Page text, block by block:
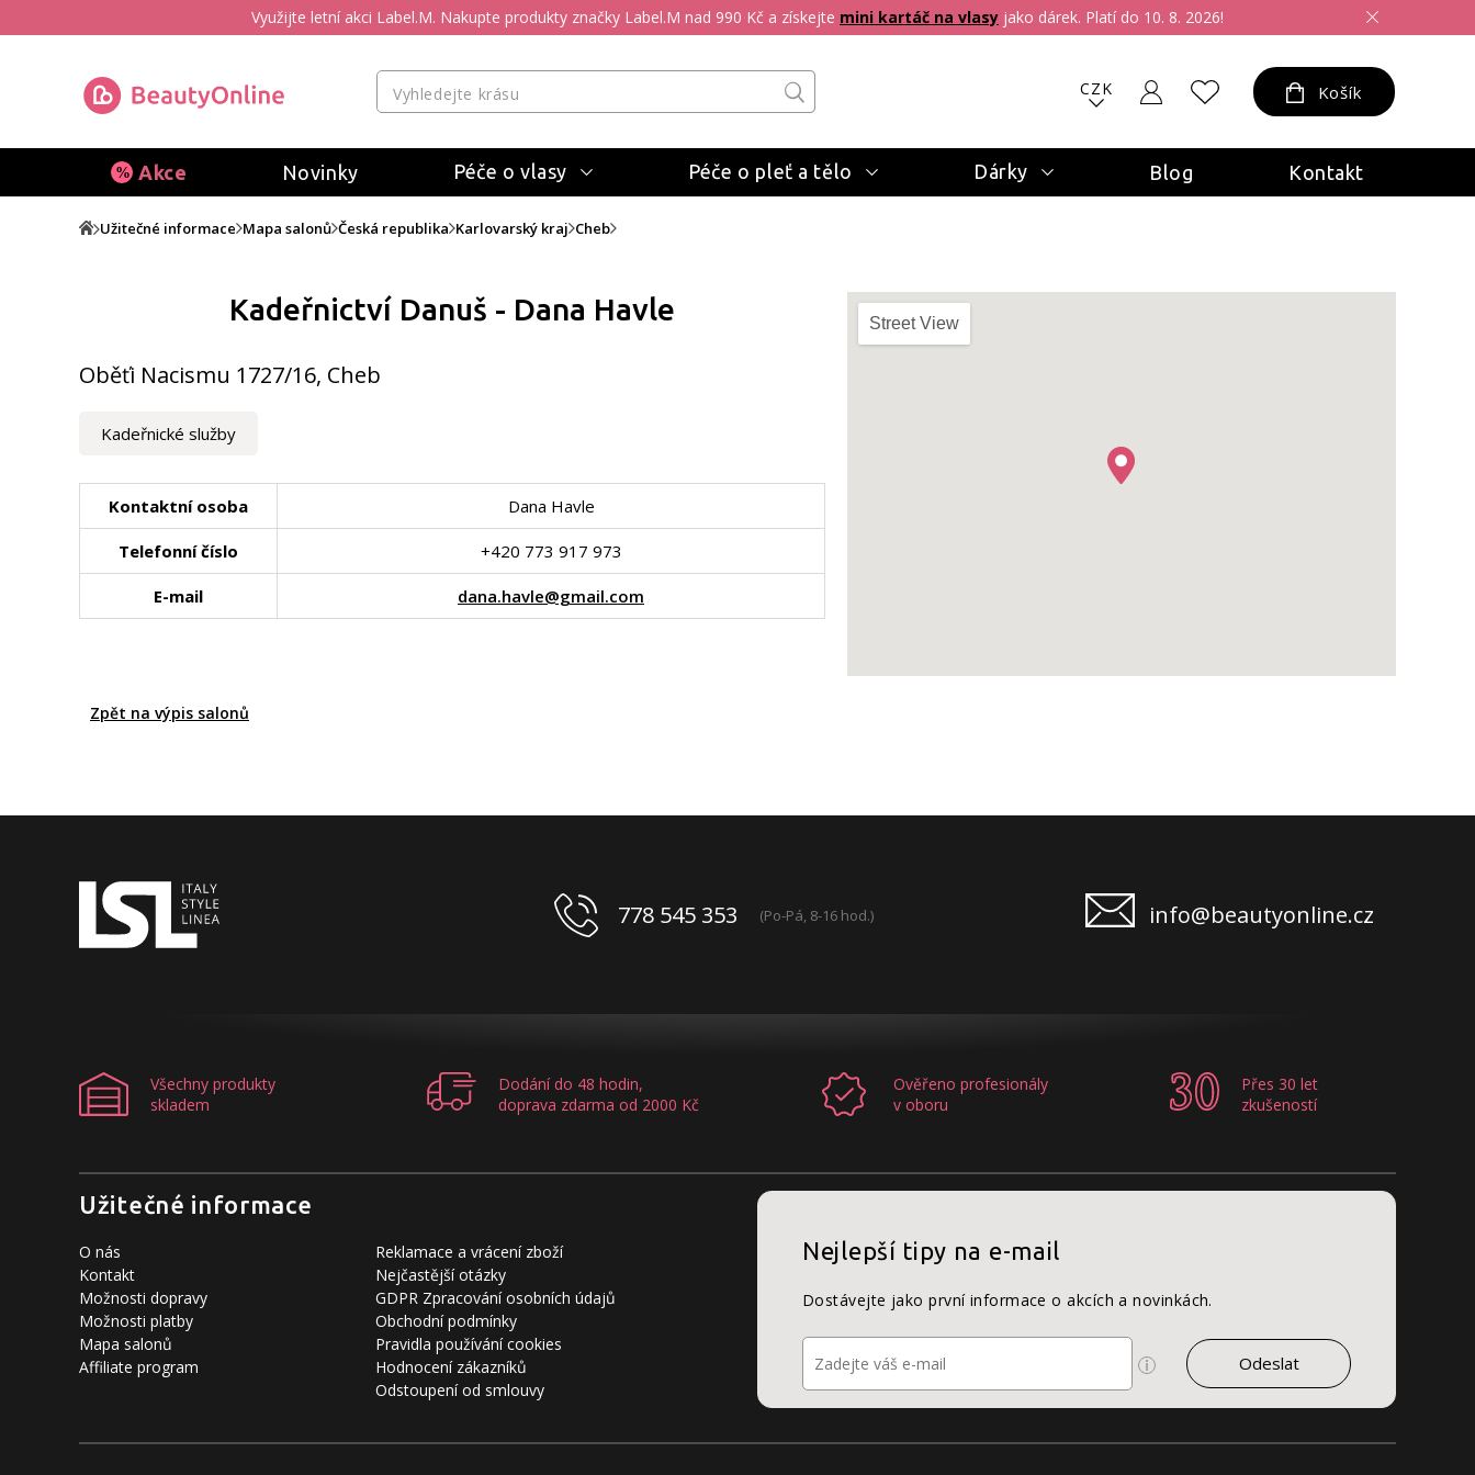
Využijte letní akci Label.M. Nakupte produkty značky Label.M nad 990 Kč a získejte mini kartáč na vlasy jako dárek. Platí do 10. 8. 2026!
CZK Košík
Akce Novinky Péče o vlasy Péče o pleť a tělo Dárky Blog Kontakt
Užitečné informace Mapa salonů Česká republika Karlovarský kraj Cheb
Kadeřnictví Danuš - Dana Havle
Oběťi Nacismu 1727/16, Cheb
Kadeřnické služby
Kontaktní osoba Dana Havle
Telefonní číslo +420 773 917 973
E-mail dana.havle@gmail.com
Street View
Zpět na výpis salonů
778 545 353 (Po-Pá, 8-16 hod.) info@beautyonline.cz
Všechny produkty
skladem
Dodání do 48 hodin,
doprava zdarma od 2000 Kč
Ověřeno profesionály
v oboru
Přes 30 let
zkušeností
Užitečné informace
O nás
Kontakt
Možnosti dopravy
Možnosti platby
Mapa salonů
Affiliate program
Reklamace a vrácení zboží
Nejčastější otázky
GDPR Zpracování osobních údajů
Obchodní podmínky
Pravidla používání cookies
Hodnocení zákazníků
Odstoupení od smlouvy
Nejlepší tipy na e-mail
Dostávejte jako první informace o akcích a novinkách.